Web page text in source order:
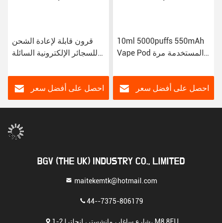
قرون قابلة لإعادة الشحن
للسجائر الإلكترونية السائلة
احصل على أفضل سعر
10ml 5000puffs 550mAh
Vape Pod المستخدمة مرة
احصل على أفضل سعر
BGV (THE UK) INDUSTRY CO., LIMITED
maitekemtk@hotmail.com
44--7375-806179